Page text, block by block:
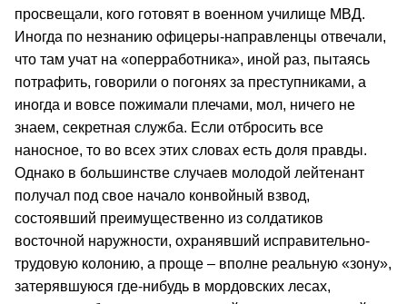
просвещали, кого готовят в военном училище МВД.
Иногда по незнанию офицеры-направленцы отвечали,
что там учат на «оперработника», иной раз, пытаясь
потрафить, говорили о погонях за преступниками, а
иногда и вовсе пожимали плечами, мол, ничего не
знаем, секретная служба. Если отбросить все
наносное, то во всех этих словах есть доля правды.
Однако в большинстве случаев молодой лейтенант
получал под свое начало конвойный взвод,
состоявший преимущественно из солдатиков
восточной наружности, охранявший исправительно-
трудовую колонию, а проще – вполне реальную «зону»,
затерявшуюся где-нибудь в мордовских лесах,